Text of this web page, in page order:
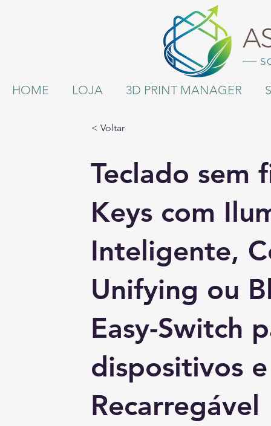
HOME LOJA 3D PRINT MANAGER
< Voltar
Teclado sem
Keys com
Inteligente,
Unifying ou
Easy-Switch
dispositivos
Recarregável